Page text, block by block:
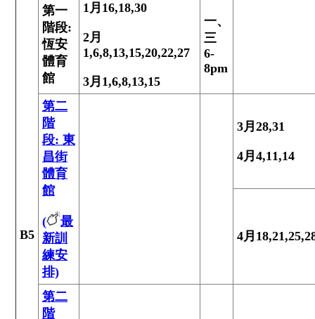
B5
第一
階段:
恆安
體育
館
1月 16,18,30
2月
1,6,8,13,15,20,22,27
3月 1,6,8,13,15
一、
三
6-
8pm
第二
階
段: 東
昌街
體育
館
(
最
新訓
練安
排)
3月28,31
4月4,11,14
4月
第二
階